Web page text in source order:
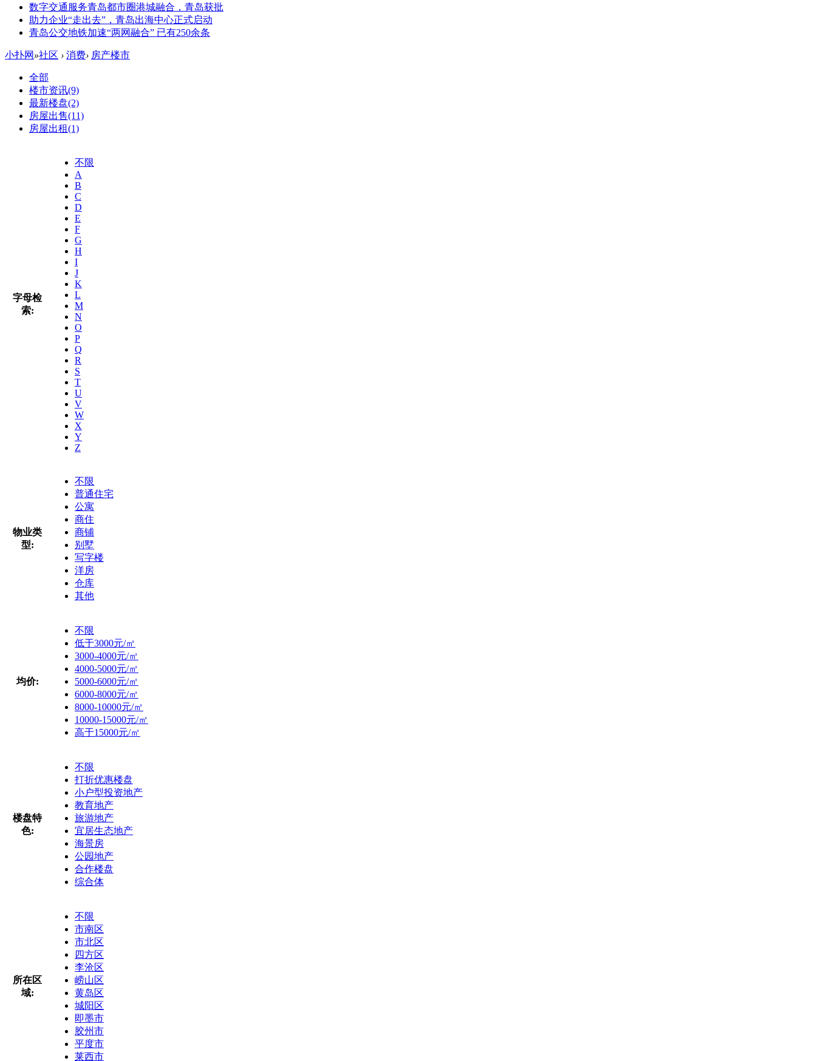
数字交通服务青岛都市圈港城融合，青岛获批
助力企业“走出去”，青岛出海中心正式启动
青岛公交地铁加速“两网融合” 已有250余条
小扑网 »社区 › 消费› 房产楼市
全部
楼市资讯(9)
最新楼盘(2)
房屋出售(11)
房屋出租(1)
字母检
索:
不限
A
B
C
D
E
F
G
H
I
J
K
L
M
N
O
P
Q
R
S
T
U
V
W
X
Y
Z
物业类
型:
不限
普通住宅
公寓
商住
商铺
别墅
写字楼
洋房
仓库
其他
均价:
不限
低于3000元/㎡
3000-4000元/㎡
4000-5000元/㎡
5000-6000元/㎡
6000-8000元/㎡
8000-10000元/㎡
10000-15000元/㎡
高于15000元/㎡
楼盘特
色:
不限
打折优惠楼盘
小户型投资地产
教育地产
旅游地产
宜居生态地产
海景房
公园地产
合作楼盘
综合体
所在区
域:
不限
市南区
市北区
四方区
李沧区
崂山区
黄岛区
城阳区
即墨市
胶州市
平度市
莱西市